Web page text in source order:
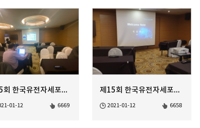
제15회 한국유전자세포치료학회 정기학술대회
01-12 6669
제15회 한국유전자세포치료학회 정기학술대회
2021-01-12 6658